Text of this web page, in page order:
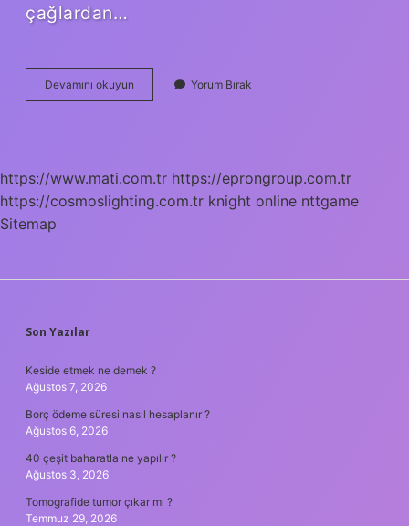
çağlardan…
Devamını okuyun
Tükenmeyen
Yorum Bırak
https://www.mati.com.tr https://eprongroup.com.tr
https://cosmoslighting.com.tr knight online nttgame
Sitemap
SIDEBAR
Son Yazılar
Keside etmek ne demek ?
Ağustos 7, 2026
Borç ödeme süresi nasıl hesaplanır ?
Ağustos 6, 2026
40 çeşit baharatla ne yapılır ?
Ağustos 3, 2026
Tomografide tumor çıkar mı ?
Temmuz 29, 2026